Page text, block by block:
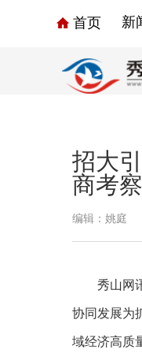
首页 新
招大
商考察
编辑：姚庭
秀山网
协同发展为
域经济高质